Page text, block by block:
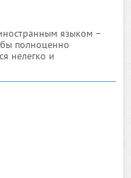
языком –
полноценно
нелегко и